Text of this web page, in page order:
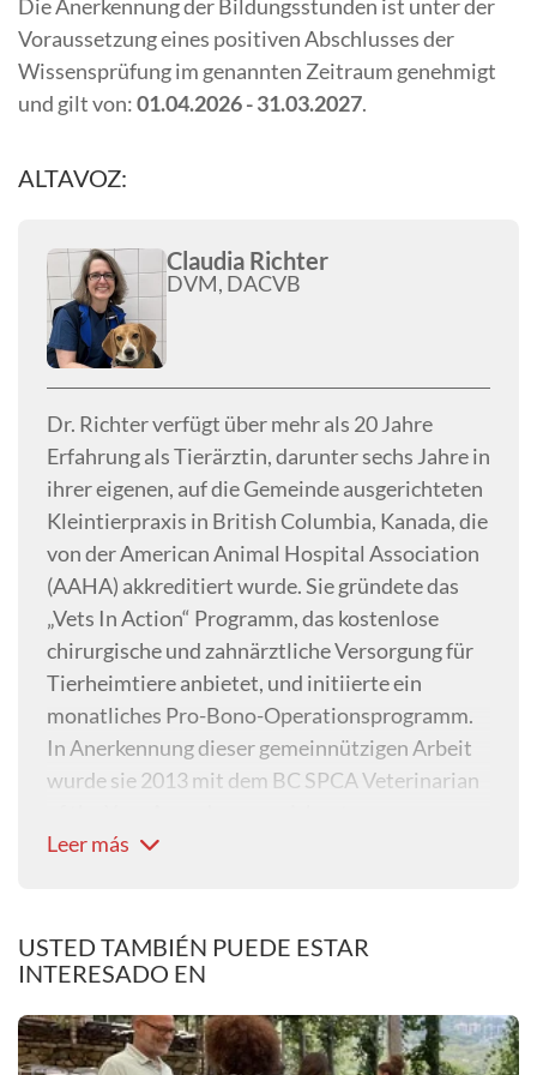
Die Anerkennung der Bildungsstunden ist unter der
Voraussetzung eines positiven Abschlusses der
Wissensprüfung im genannten Zeitraum genehmigt
und gilt von:01.04.2026 - 31.03.2027.
ALTAVOZ:
Claudia Richter
DVM, DACVB
Dr. Richter verfügt über mehr als 20 Jahre
Erfahrung als Tierärztin, darunter sechs Jahre in
ihrer eigenen, auf die Gemeinde ausgerichteten
Kleintierpraxis in British Columbia, Kanada, die
von der American Animal Hospital Association
(AAHA) akkreditiert wurde. Sie gründete das
„Vets In Action“ Programm, das kostenlose
chirurgische und zahnärztliche Versorgung für
Tierheimtiere anbietet, und initiierte ein
monatliches Pro-Bono-Operationsprogramm.
In Anerkennung dieser gemeinnützigen Arbeit
wurde sie 2013 mit dem BC SPCA Veterinarian
Während ihrer Arbeit bei der BC SPCA
und angstfreie Methoden in der Klinik ein und
begann eine Facharztausbildung im Bereich
"Pacific Veterinary Behavior Consulting"
Leer más
USTED TAMBIÉN PUEDE ESTAR
INTERESADO EN